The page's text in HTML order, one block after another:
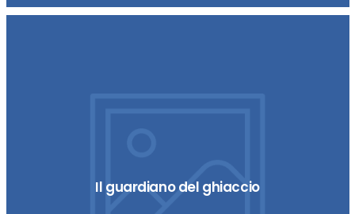
Il guardiano del ghiaccio